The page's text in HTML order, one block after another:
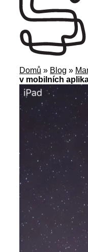
Domů » Blog »
v mobilních